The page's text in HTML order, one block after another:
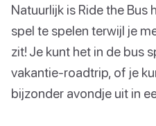
Natuurlijk is Ride the
spel te spelen terwijl je
zit! Je kunt het in de bus
vakantie-roadtrip, of je
bijzonder avondje uit in